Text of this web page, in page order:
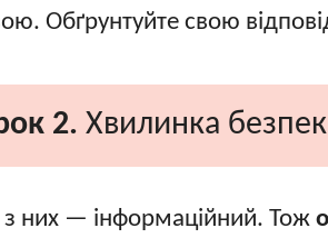
Обґрунтуйте свою
2. Хвилинка
з них — інформаційний. Тож